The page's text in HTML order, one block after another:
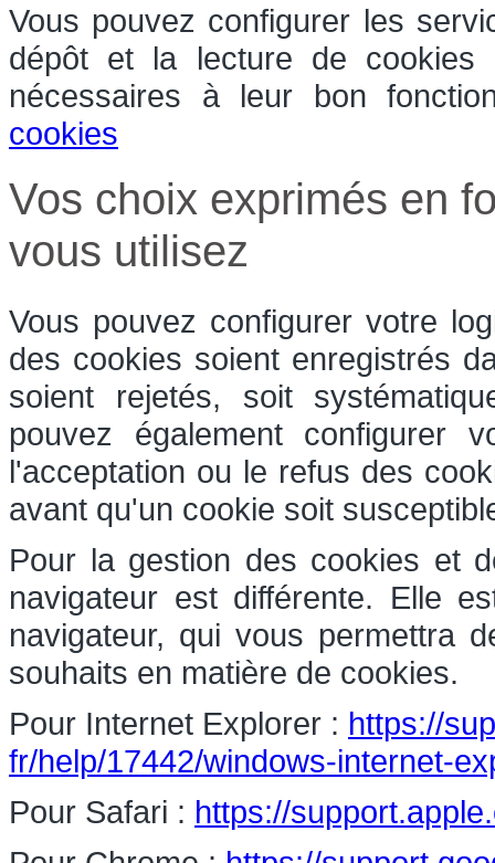
Vous pouvez configurer les
dépôt et la lecture de cookies
nécessaires à leur bon
cookies
Vos choix exprimés en
vous utilisez
Vous pouvez configurer votre
des cookies soient enregistrés
soient rejetés, soit
pouvez également configurer
l'acceptation ou le refus des
avant qu'un cookie soit
Pour la gestion des cookies et
navigateur est différente. Elle
navigateur, qui vous permettra
souhaits en matière de cookies.
Pour Internet Explorer : https://
fr/help/17442/windows-internet-
Pour Safari : https://